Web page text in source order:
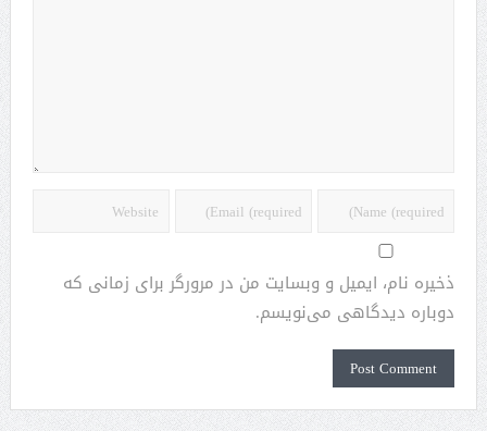
ذخیره نام، ایمیل و وبسایت من در مرورگر برای زمانی که
دوباره دیدگاهی می‌نویسم.